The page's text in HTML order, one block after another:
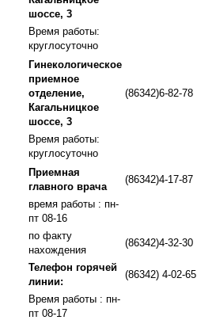
шоссе, 3
Время работы:
круглосуточно
Гинекологическое
приемное
отделение,
Кагальницкое
шоссе, 3
(86342)6-82-78
Время работы:
круглосуточно
Приемная
главного врача
(86342)4-17-87
время работы : пн-
пт 08-16
по факту
нахождения
(86342)4-32-30
Телефон горячей
линии:
(86342) 4-02-65
Время работы : пн-
пт 08-17